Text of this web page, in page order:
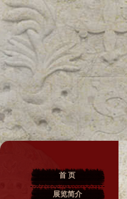
首 页
展览简介